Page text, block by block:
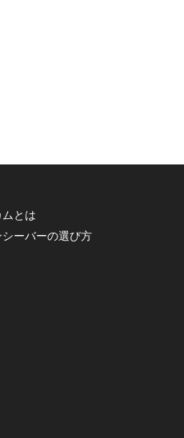
とは
シーバーの選び方